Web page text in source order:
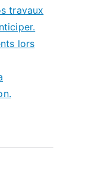
travaux
lors